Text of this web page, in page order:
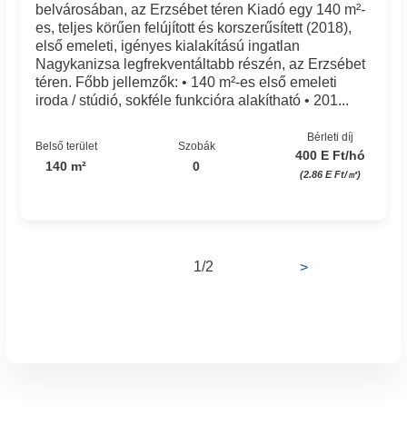
belvárosában, az Erzsébet téren Kiadó egy 140 m²-
es, teljes körűen felújított és korszerűsített (2018),
első emeleti, igényes kialakítású ingatlan
Nagykanizsa legfrekventáltabb részén, az Erzsébet
téren. Főbb jellemzők: • 140 m²-es első emeleti
iroda / stúdió, sokféle funkcióra alakítható • 201...
Belső terület
140 m²
Szobák
0
Bérleti díj
400 E Ft/hó
(2.86 E Ft/㎡)
1/2 >